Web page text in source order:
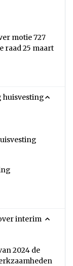
motie 727
raad 25 maart
huisvesting
interim
2024 de